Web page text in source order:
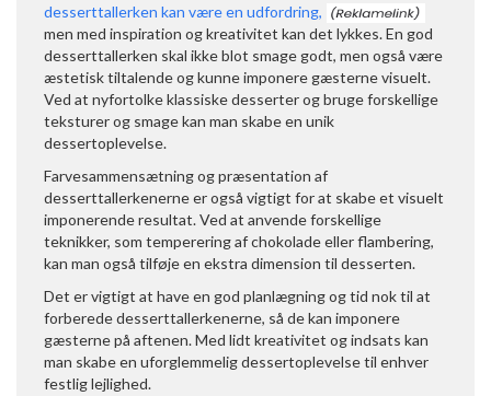
desserttallerken kan være en udfordring,
men med inspiration og kreativitet kan det lykkes. En god
desserttallerken skal ikke blot smage godt, men også være
æstetisk tiltalende og kunne imponere gæsterne visuelt.
Ved at nyfortolke klassiske desserter og bruge forskellige
teksturer og smage kan man skabe en unik
dessertoplevelse.
Farvesammensætning og præsentation af
desserttallerkenerne er også vigtigt for at skabe et visuelt
imponerende resultat. Ved at anvende forskellige
teknikker, som temperering af chokolade eller flambering,
kan man også tilføje en ekstra dimension til desserten.
Det er vigtigt at have en god planlægning og tid nok til at
forberede desserttallerkenerne, så de kan imponere
gæsterne på aftenen. Med lidt kreativitet og indsats kan
man skabe en uforglemmelig dessertoplevelse til enhver
festlig lejlighed.